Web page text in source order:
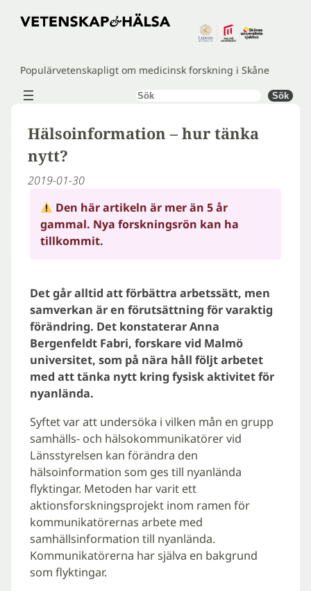
Hoppa
Populärvetenskapligt om medicinsk forskning i Skåne
Sök Sök
Hälsoinformation – hur tänka
nytt?
2019-01-30
Den här artikeln är mer än 5 år
gammal. Nya forskningsrön kan ha
tillkommit.
Det går alltid att förbättra arbetssätt, men
samverkan är en förutsättning för varaktig
förändring. Det konstaterar Anna
Bergenfeldt Fabri, forskare vid Malmö
universitet, som på nära håll följt arbetet
med att tänka nytt kring fysisk aktivitet för
nyanlända.
Syftet var att undersöka i vilken mån en grupp
samhälls- och hälsokommunikatörer vid
Länsstyrelsen kan förändra den
hälsoinformation som ges till nyanlända
flyktingar. Metoden har varit ett
aktionsforskningsprojekt inom ramen för
kommunikatörernas arbete med
samhällsinformation till nyanlända.
Kommunikatörerna har själva en bakgrund
som flyktingar.